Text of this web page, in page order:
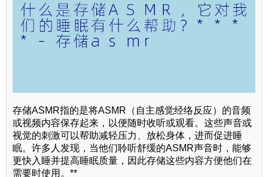
存储ASMR指的是将ASMR（自主感觉经络反应）的音频
或视频内容保存起来，以便随时收听或观看。这些声音或
视觉的刺激可以帮助减轻压力、放松身体，进而促进睡
眠。许多人发现，当他们聆听舒缓的ASMR声音时，能够
更快入睡并提高睡眠质量，因此存储这些内容方便他们在
需要时使用。**